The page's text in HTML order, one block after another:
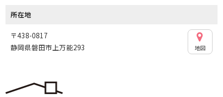
所在地
〒438-0817
静岡県磐田市上万能293
地図